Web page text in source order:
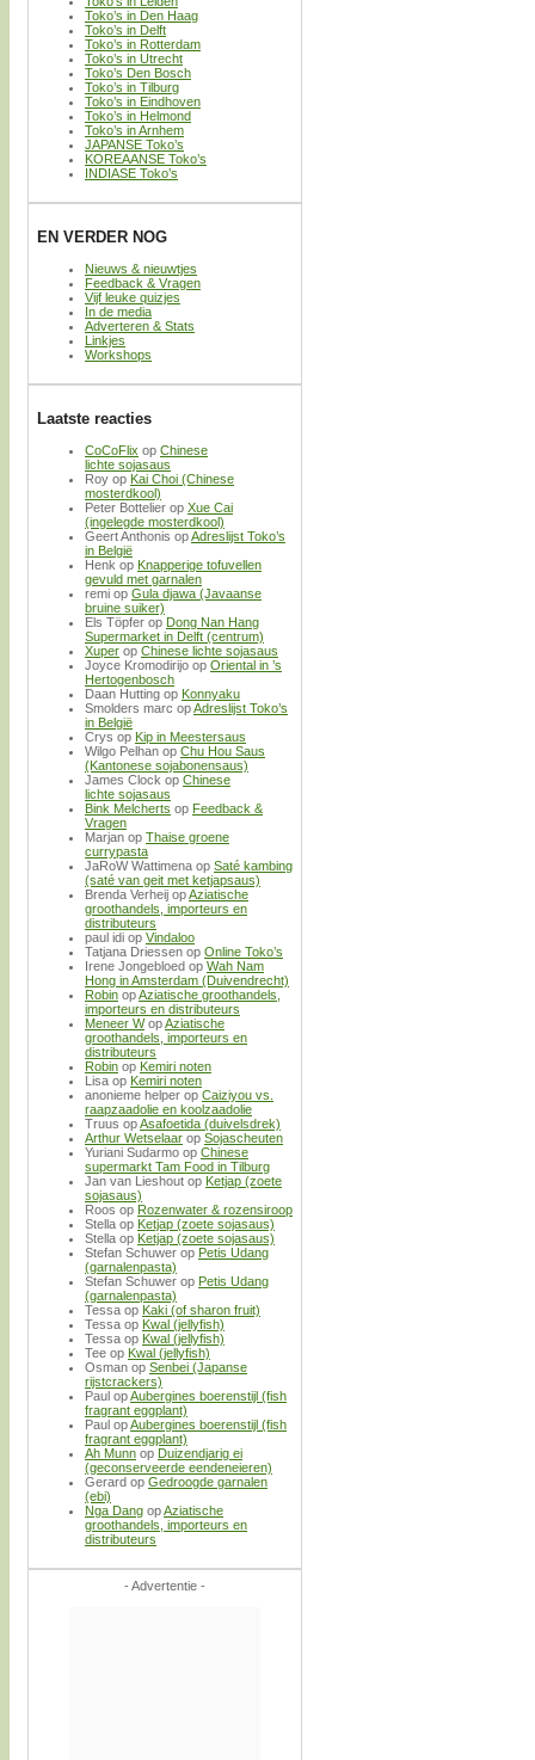
Toko’s in Den Haag
Toko’s in Delft
Toko’s in Rotterdam
Toko’s in Utrecht
Toko’s Den Bosch
Toko’s in Tilburg
Toko’s in Eindhoven
Toko’s in Helmond
Toko’s in Arnhem
JAPANSE Toko’s
KOREAANSE Toko’s
INDIASE Toko’s
EN VERDER NOG
Nieuws & nieuwtjes
Feedback & Vragen
Vijf leuke quizjes
In de media
Adverteren & Stats
Linkjes
Workshops
Laatste reacties
CoCoFlix op Chinese
lichte sojasaus
Roy op Kai Choi (Chinese
mosterdkool)
Peter Bottelier op Xue Cai
(ingelegde mosterdkool)
Geert Anthonis opAdreslijst Toko’s
in België
Henk op Knapperige tofuvellen
gevuld met garnalen
remi op Gula djawa (Javaanse
bruine suiker)
Els Töpfer op Dong Nan Hang
Supermarket in Delft (centrum)
Xuper op Chinese lichte sojasaus
Joyce Kromodirijo op Oriental in ’s
Hertogenbosch
Daan Hutting op Konnyaku
Smolders marc opAdreslijst Toko’s
in België
Crys op Kip in Meestersaus
Wilgo Pelhan op Chu Hou Saus
(Kantonese sojabonensaus)
James Clock op Chinese
lichte sojasaus
Bink Melcherts op Feedback &
Vragen
Marjan op Thaise groene
currypasta
JaRoW Wattimena op Saté kambing
(saté van geit met ketjapsaus)
Brenda Verheij opAziatische
groothandels, importeurs en
distributeurs
paul idi op Vindaloo
Tatjana Driessen op Online Toko’s
Irene Jongebloed op Wah Nam
Hong in Amsterdam (Duivendrecht)
Robin opAziatische groothandels,
importeurs en distributeurs
Meneer WopAziatische
groothandels, importeurs en
distributeurs
Robin op Kemiri noten
Lisa op Kemiri noten
anonieme helper op Caiziyou vs.
raapzaadolie en koolzaadolie
Truus opAsafoetida (duivelsdrek)
Arthur Wetselaar op Sojascheuten
Yuriani Sudarmo op Chinese
supermarkt Tam Food in Tilburg
Jan van Lieshout op Ketjap (zoete
sojasaus)
Roos op Rozenwater & rozensiroop
Stella op Ketjap (zoete sojasaus)
Stella op Ketjap (zoete sojasaus)
Stefan Schuwer op Petis Udang
(garnalenpasta)
Stefan Schuwer op Petis Udang
(garnalenpasta)
Tessa op Kaki (of sharon fruit)
Tessa op Kwal (jellyfish)
Tessa op Kwal (jellyfish)
Tee op Kwal (jellyfish)
Osman op Senbei (Japanse
rijstcrackers)
Paul opAubergines boerenstijl (fish
fragrant eggplant)
Paul opAubergines boerenstijl (fish
fragrant eggplant)
Ah Munn op Duizendjarig ei
(geconserveerde eendeneieren)
Gerard op Gedroogde garnalen
(ebi)
Nga Dang opAziatische
groothandels, importeurs en
distributeurs
- Advertentie -